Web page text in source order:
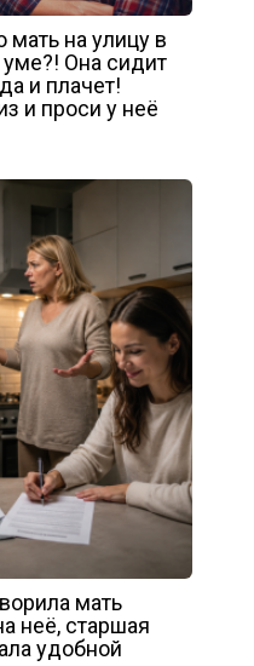
на улицу в
Она сидит
и плачет!
и проси у неё
мать
неё, старшая
удобной